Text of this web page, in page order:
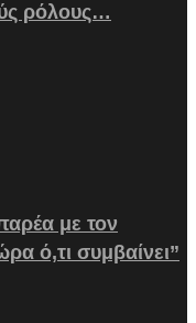
ρόλους…
με τον
ό,τι συμβαίνει”